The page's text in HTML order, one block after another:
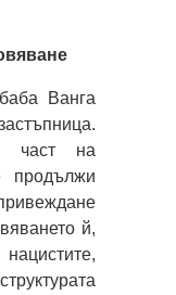
Ванга
част на
продължи
й,